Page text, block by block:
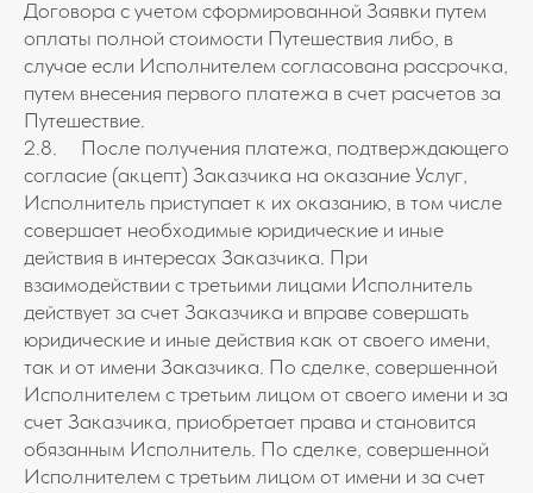
Договора с учетом сформированной Заявки путем
оплаты полной стоимости Путешествия либо, в
случае если Исполнителем согласована рассрочка,
путем внесения первого платежа в счет расчетов за
Путешествие.
2.8. После получения платежа, подтверждающего
согласие (акцепт) Заказчика на оказание Услуг,
Исполнитель приступает к их оказанию, в том числе
совершает необходимые юридические и иные
действия в интересах Заказчика. При
взаимодействии с третьими лицами Исполнитель
действует за счет Заказчика и вправе совершать
юридические и иные действия как от своего имени,
так и от имени Заказчика. По сделке, совершенной
Исполнителем с третьим лицом от своего имени и за
счет Заказчика, приобретает права и становится
обязанным Исполнитель. По сделке, совершенной
Исполнителем с третьим лицом от имени и за счет